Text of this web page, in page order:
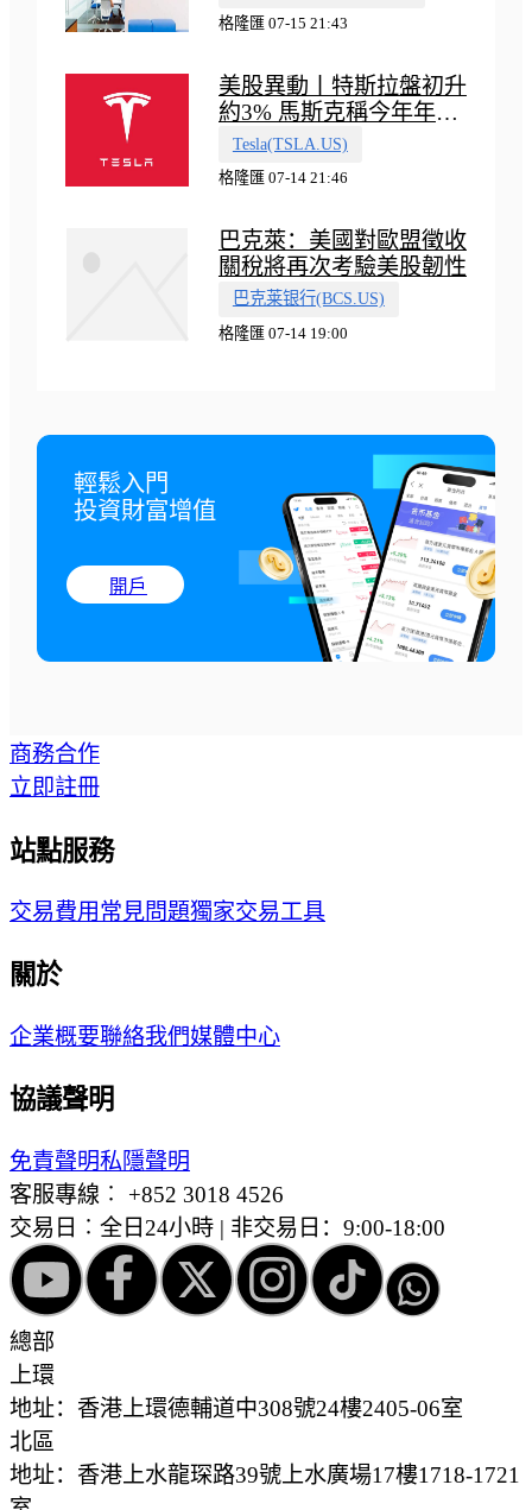
格隆匯 07-15 21:43
美股異動丨特斯拉盤初升
約3% 馬斯克稱今年年底
會有‘史詩級震撼’的演示
Tesla(TSLA.US)
格隆匯 07-14 21:46
巴克萊：美國對歐盟徵收
關稅將再次考驗美股韌性
巴克莱银行(BCS.US)
格隆匯 07-14 19:00
輕鬆入門
投資財富增值
開戶
商務合作
立即註冊
站點服務
交易費用常見問題獨家交易工具
關於
企業概要聯絡我們媒體中心
協議聲明
免責聲明私隱聲明
客服專線︰ +852 3018 4526
交易日︰全日24小時 | 非交易日：9:00-18:00
總部
上環
地址：香港上環德輔道中308號24樓2405-06室
北區
地址：香港上水龍琛路39號上水廣場17樓1718-1721